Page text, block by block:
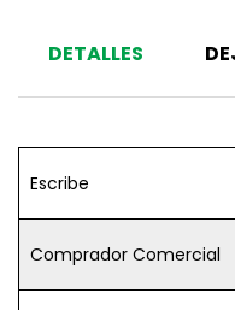
DETALLES
Escribe
Comprador Comercial